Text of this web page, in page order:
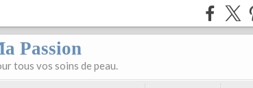
Passion
tous vos soins de peau.